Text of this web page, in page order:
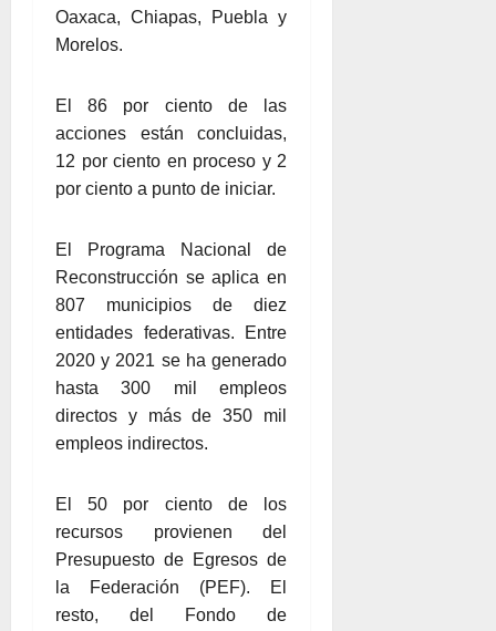
Oaxaca, Chiapas, Puebla y
Morelos.
El 86 por ciento de las
acciones están concluidas,
12 por ciento en proceso y 2
por ciento a punto de iniciar.
El Programa Nacional de
Reconstrucción se aplica en
807 municipios de diez
entidades federativas. Entre
2020 y 2021 se ha generado
hasta 300 mil empleos
directos y más de 350 mil
empleos indirectos.
El 50 por ciento de los
recursos provienen del
Presupuesto de Egresos de
la Federación (PEF). El
resto, del Fondo de